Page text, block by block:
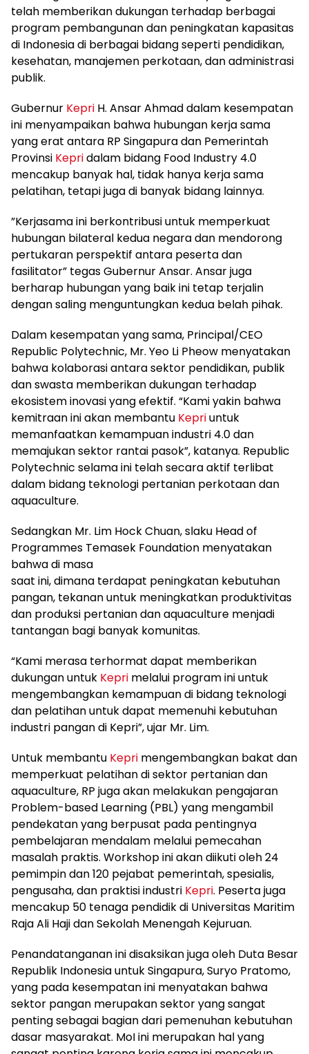
telah memberikan dukungan terhadap berbagai
program pembangunan dan peningkatan kapasitas
di Indonesia di berbagai bidang seperti pendidikan,
kesehatan, manajemen perkotaan, dan administrasi
publik.
Gubernur Kepri H. Ansar Ahmad dalam kesempatan
ini menyampaikan bahwa hubungan kerja sama
yang erat antara RP Singapura dan Pemerintah
Provinsi Kepridalam bidang Food Industry 4.0
mencakup banyak hal, tidak hanya kerja sama
pelatihan, tetapi juga di banyak bidang lainnya.
”Kerjasama ini berkontribusi untuk memperkuat
hubungan bilateral kedua negara dan mendorong
pertukaran perspektif antara peserta dan
fasilitator” tegas Gubernur Ansar. Ansar juga
berharap hubungan yang baik ini tetap terjalin
dengan saling menguntungkan kedua belah pihak.
Dalam kesempatan yang sama, Principal/CEO
Republic Polytechnic, Mr. Yeo Li Pheow menyatakan
bahwa kolaborasi antara sektor pendidikan, publik
dan swasta memberikan dukungan terhadap
ekosistem inovasi yang efektif. “Kami yakin bahwa
kemitraan ini akan membantu Kepriuntuk
memanfaatkan kemampuan industri 4.0 dan
memajukan sektor rantai pasok”, katanya. Republic
Polytechnic selama ini telah secara aktif terlibat
dalam bidang teknologi pertanian perkotaan dan
aquaculture.
Sedangkan Mr. Lim Hock Chuan, slaku Head of
Programmes Temasek Foundation menyatakan
bahwa di masa
saat ini, dimana terdapat peningkatan kebutuhan
pangan, tekanan untuk meningkatkan produktivitas
dan produksi pertanian dan aquaculture menjadi
tantangan bagi banyak komunitas.
“Kami merasa terhormat dapat memberikan
dukungan untuk Kepri melalui program ini untuk
mengembangkan kemampuan di bidang teknologi
dan pelatihan untuk dapat memenuhi kebutuhan
industri pangan di Kepri”, ujar Mr. Lim.
Untuk membantu Kepri mengembangkan bakat dan
memperkuat pelatihan di sektor pertanian dan
aquaculture, RP juga akan melakukan pengajaran
Problem-based Learning (PBL) yang mengambil
pendekatan yang berpusat pada pentingnya
pembelajaran mendalam melalui pemecahan
masalah praktis. Workshop ini akan diikuti oleh 24
pemimpin dan 120 pejabat pemerintah, spesialis,
pengusaha, dan praktisi industri Kepri. Peserta juga
mencakup 50 tenaga pendidik di Universitas Maritim
Raja Ali Haji dan Sekolah Menengah Kejuruan.
Penandatanganan ini disaksikan juga oleh Duta Besar
Republik Indonesia untuk Singapura, Suryo Pratomo,
yang pada kesempatan ini menyatakan bahwa
sektor pangan merupakan sektor yang sangat
penting sebagai bagian dari pemenuhan kebutuhan
dasar masyarakat. MoI ini merupakan hal yang